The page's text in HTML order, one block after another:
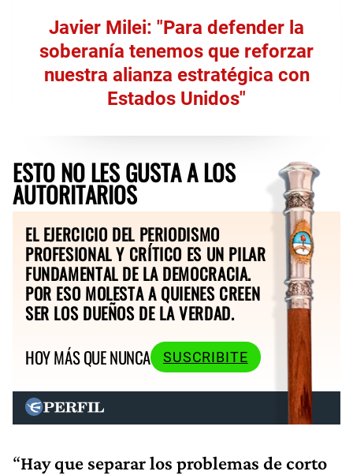
Javier Milei: "Para defender la
soberanía tenemos que reforzar
nuestra alianza estratégica con
Estados Unidos"
ESTO NO LES GUSTA A LOS
AUTORITARIOS
EL EJERCICIO DEL PERIODISMO
PROFESIONAL Y CRÍTICO ES UN PILAR
FUNDAMENTAL DE LA DEMOCRACIA.
POR ESO MOLESTA A QUIENES CREEN
SER LOS DUEÑOS DE LA VERDAD.
HOY MÁS QUE NUNCA
SUSCRIBITE
“Hay que separar los problemas de corto